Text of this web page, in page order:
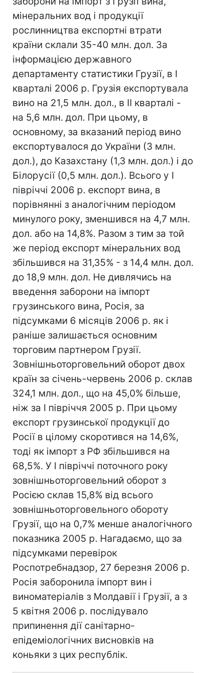
мінеральних вод і продукції
рослинництва експортні втрати
країни склали 35-40 млн. дол. За
інформацією державного
департаменту статистики Грузії, в I
кварталі 2006 р. Грузія експортувала
вино на 21,5 млн. дол., в II кварталі -
на 5,6 млн. дол. При цьому, в
основному, за вказаний період вино
експортувалося до України (3 млн.
дол.), до Казахстану (1,3 млн. дол.) і до
Білорусії (0,5 млн. дол.). Всього у I
півріччі 2006 р. експорт вина, в
порівнянні з аналогічним періодом
минулого року, зменшився на 4,7 млн.
дол. або на 14,8%. Разом з тим за той
же період експорт мінеральних вод
збільшився на 31,35% - з 14,4 млн. дол.
до 18,9 млн. дол. Не дивлячись на
введення заборони на імпорт
грузинського вина, Росія, за
підсумками 6 місяців 2006 р. як і
раніше залишається основним
торговим партнером Грузії.
Зовнішньоторговельний оборот двох
країн за січень-червень 2006 р. склав
324,1 млн. дол., що на 45,0% більше,
ніж за I півріччя 2005 р. При цьому
експорт грузинської продукції до
Росії в цілому скоротився на 14,6%,
тоді як імпорт з РФ збільшився на
68,5%. У I півріччі поточного року
зовнішньоторговельний оборот з
Росією склав 15,8% від всього
зовнішньоторговельного обороту
Грузії, що на 0,7% менше аналогічного
показника 2005 р. Нагадаємо, що за
підсумками перевірок
Роспотребнадзор, 27 березня 2006 р.
Росія заборонила імпорт вин і
виноматеріалів з Молдавії і Грузії, а з
5 квітня 2006 р. послідувало
припинення дії санітарно-
епідеміологічних висновків на
коньяки з цих республік.